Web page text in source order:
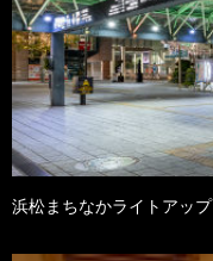
浜松まちなかライトアップ